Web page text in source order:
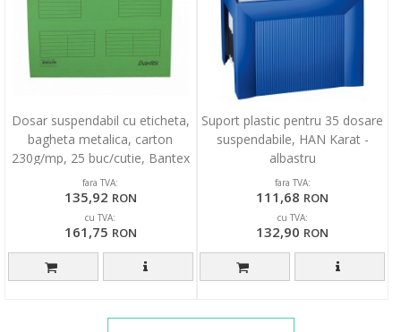
Dosar suspendabil cu eticheta,
bagheta metalica, carton
230g/mp, 25 buc/cutie, Bantex
- verde
fara TVA:
135,92 RON
cu TVA:
161,75 RON
Suport plastic pentru 35 dosare
suspendabile, HAN Karat -
albastru
fara TVA:
111,68 RON
cu TVA:
132,90 RON